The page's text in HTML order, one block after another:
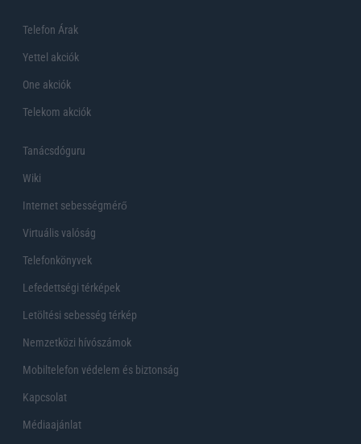
Telefon Árak
Yettel akciók
One akciók
Telekom akciók
Tanácsdóguru
Wiki
Internet sebességmérő
Virtuális valóság
Telefonkönyvek
Lefedettségi térképek
Letöltési sebesség térkép
Nemzetközi hívószámok
Mobiltelefon védelem és biztonság
Kapcsolat
Médiaajánlat